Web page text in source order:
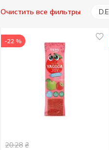
Очистить все фильтры
-22 %
20.28 ₴